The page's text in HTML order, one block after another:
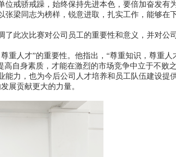
戒骄戒躁，始终保持先进本色，要倍加奋发有
梁同志为榜样，锐意进取，扎实工作，能够在
次比赛对公司员工的重要性和意义，并对公
人才”的重要性。他指出，“尊重知识，尊重人
自身素质，才能在激烈的市场竞争中立于不败之
，也为今后公司人才培养和员工队伍建设提
展贡献更大的力量。